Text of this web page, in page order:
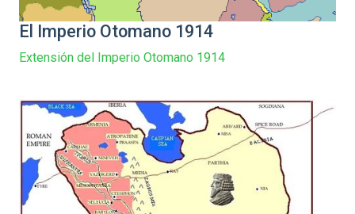
El Imperio Otomano 1914
Extensión del Imperio Otomano 1914